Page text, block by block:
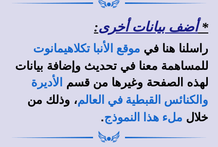
*أضف بيانات أخرى:
راسلنا هنا في موقع الأنبا تكلاهيمانوت
للمساهمة معنا في تحديث وإضافة بيانات
لهذه الصفحة وغيرها من قسم
الأديرة
والكنائس القبطية في العالم، وذلك من
خلال ملء هذا النموذج.